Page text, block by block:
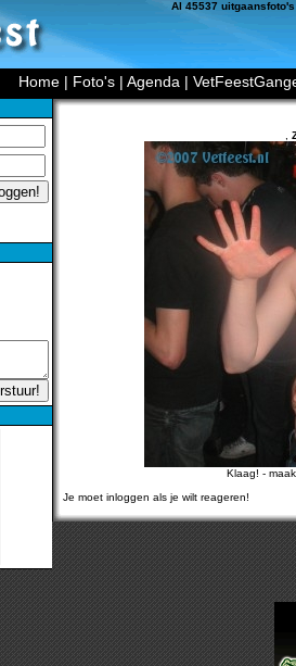
Al 45537
Home | Foto's | Agenda |
Klaag! -
Je moet inloggen als je wilt reageren!